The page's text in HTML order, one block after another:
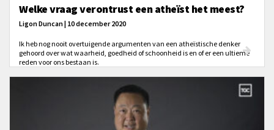
Welke vraag verontrust een atheïst het meest?
Ligon Duncan | 10 december 2020
Ik heb nog nooit overtuigende argumenten van een atheïstische denker
gehoord over wat waarheid, goedheid of schoonheid is en of er een ultieme
reden voor ons bestaan is.